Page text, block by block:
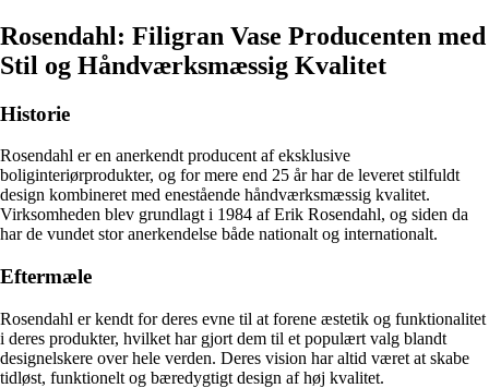
Rosendahl: Filigran Vase Producenten med
Stil og Håndværksmæssig Kvalitet
Historie
Rosendahl er en anerkendt producent af eksklusive
boliginteriørprodukter, og for mere end 25 år har de leveret stilfuldt
design kombineret med enestående håndværksmæssig kvalitet.
Virksomheden blev grundlagt i 1984 af Erik Rosendahl, og siden da
har de vundet stor anerkendelse både nationalt og internationalt.
Eftermæle
Rosendahl er kendt for deres evne til at forene æstetik og funktionalitet
i deres produkter, hvilket har gjort dem til et populært valg blandt
designelskere over hele verden. Deres vision har altid været at skabe
tidløst, funktionelt og bæredygtigt design af høj kvalitet.